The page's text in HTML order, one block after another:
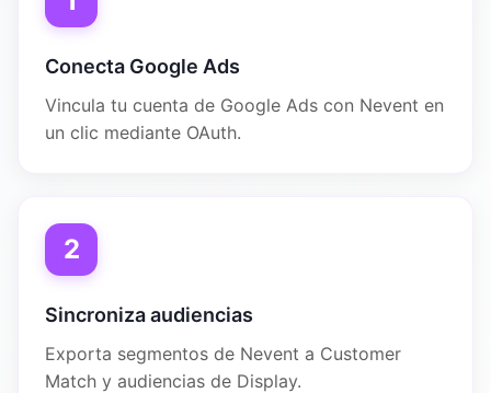
Conecta Google Ads
Vincula tu cuenta de Google Ads con Nevent en
un clic mediante OAuth.
2
Sincroniza audiencias
Exporta segmentos de Nevent a Customer
Match y audiencias de Display.